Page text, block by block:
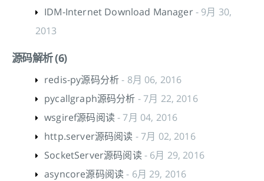
IDM-Internet Download Manager- 9月 30,
2013
源码解析 (6)
redis-py源码分析- 8月 06, 2016
pycallgraph源码分析 - 7月 22, 2016
wsgiref源码阅读 - 7月 04, 2016
http.server源码阅读 - 7月 02, 2016
SocketServer源码阅读 - 6月 29, 2016
asyncore源码阅读 - 6月 29, 2016